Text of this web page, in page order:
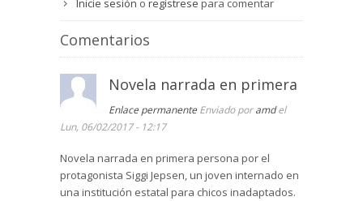
Inicie sesión o regístrese para comentar
Comentarios
Novela narrada en primera
Enlace permanente Enviado poramdel
Lun, 06/02/2017 - 12:17
Novela narrada en primera persona por el
protagonista Siggi Jepsen, un joven internado en
una institución estatal para chicos inadaptados.